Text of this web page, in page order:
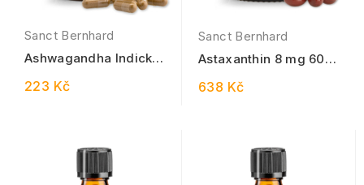
Sanct Bernhard
Ashwagandha Indický
mg withanolidů 60...
223 Kč
Sanct Bernhard
Astaxanthin 8 mg 60
638 Kč